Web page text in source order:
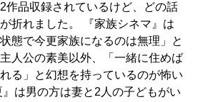
作品収録されているけど、どの話
折れました。 『家族シネマ』は
状態で今更家族になるのは無理」と
人公の素美以外、「一緒に住めば
る」と幻想を持っているのが怖い
は男の方は妻と2人の子どもがい